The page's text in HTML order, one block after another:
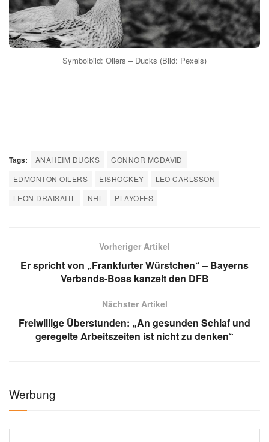
Symbolbild: Oilers – Ducks (Bild: Pexels)
Tags: ANAHEIM DUCKS
CONNOR MCDAVID
EDMONTON OILERS
EISHOCKEY
LEO CARLSSON
LEON DRAISAITL
NHL PLAYOFFS
Vorheriger Artikel
Er spricht von „Frankfurter Würstchen“ – Bayerns
Verbands-Boss kanzelt den DFB
Nächster Artikel
Freiwillige Überstunden: „An gesunden Schlaf und
geregelte Arbeitszeiten ist nicht zu denken“
Werbung